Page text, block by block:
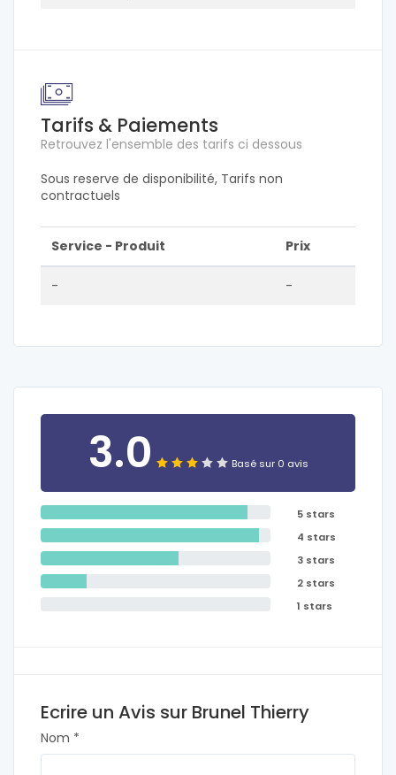
Tarifs & Paiements
Retrouvez l'ensemble des tarifs ci dessous
Sous reserve de disponibilité, Tarifs non
contractuels
Service - Produit Prix
- -
3.0 Basé sur 0 avis
5 stars
4 stars
3 stars
2 stars
1 stars
Ecrire un Avis sur Brunel Thierry
Nom *